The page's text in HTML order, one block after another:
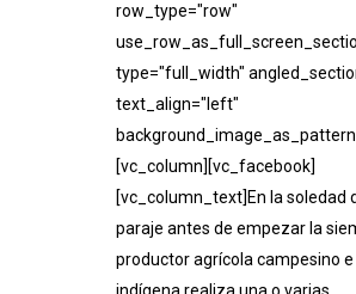
row_type="row"
type="full_width"
text_align="left"
[vc_column][vc_facebook]
[vc_column_text]En la soledad
paraje antes de empezar la
productor agrícola campesino e